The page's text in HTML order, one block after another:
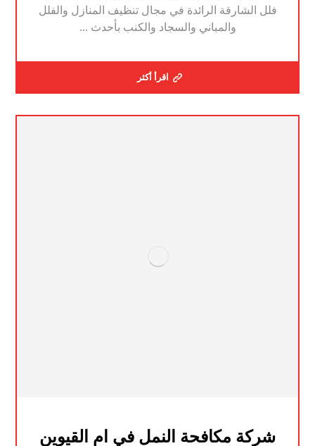
فلل الشارقة الرائدة في مجال تنظيف المنازل والفلل
والمباني والسجاد والكنب بأحدث ...
اقرأ أكثر
شركة مكافحة النمل في ام القيوين